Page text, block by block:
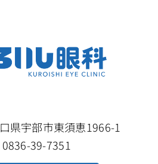
県宇部市東須恵1966-1
0836-39-7351